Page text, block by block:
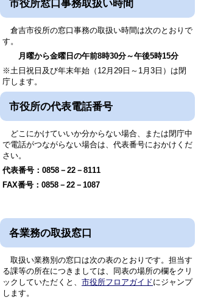
市役所窓口事務取扱い時間
倉吉市役所の窓口事務の取扱い時間は次のとおりで
す。
月曜から金曜日の午前8時30分～午後5時15分
※土日祝日及び年末年始（12月29日～1月3日）は閉
庁します。
市役所の代表電話番号
どこにかけていいか分からない場合、または閉庁中
で電話がつながらない場合は、代表番号におかけくだ
さい。
代表番号：0858－22－8111
FAX番号：0858－22－1087
各業務の取扱窓口
取扱い業務別の窓口は次の表のとおりです。担当す
る課等の所在につきましては、同表の場所の欄をクリ
ックしていただくと、 市役所フロアガイドにジャンプ
します。